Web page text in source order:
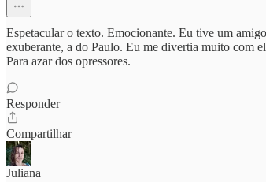
Espetacular o texto. Emocionante. Eu tive um
exuberante, a do Paulo. Eu me divertia muito com
Para azar dos opressores.
Responder
Compartilhar
Juliana